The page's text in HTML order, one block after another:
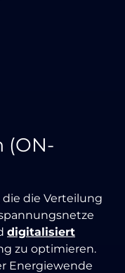
(ON-
die Verteilung
digitalisiert
zu optimieren.
Energiewende